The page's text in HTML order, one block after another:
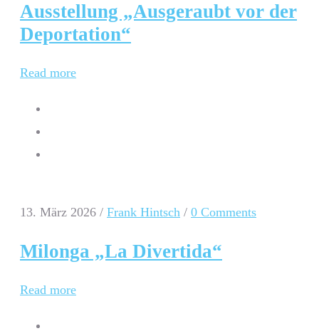
Ausstellung „Ausgeraubt vor der
Deportation“
Read more
13. März 2026 / Frank Hintsch / 0 Comments
Milonga „La Divertida“
Read more